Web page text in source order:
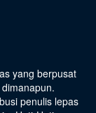
yang berpusat
penulis lepas